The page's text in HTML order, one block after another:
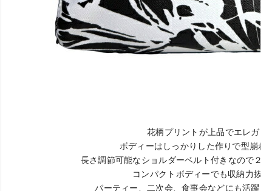
花柄プリントが上品でエレガン
ボディーはしっかりした作りで型崩れ
長さ調節可能なショルダーベルト付きなので２
コンパクトボディーでも収納力抜
パーティー、二次会、食事会などにも活躍